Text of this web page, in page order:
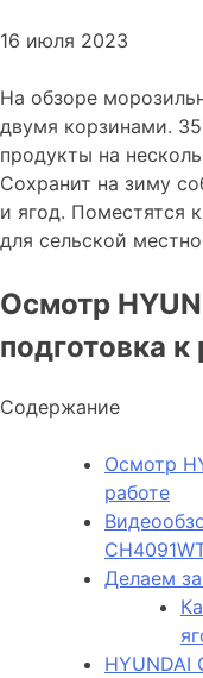
16 июля 2023
На обзоре
двумя корзинами.
продукты на
Сохранит на зиму
и ягод. Поместятся
для сельской
Осмотр
подготовка к
Содержание
Осмотр
работе
Делаем
HYUNDAI